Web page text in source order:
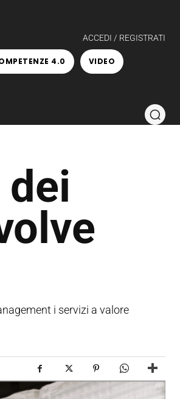
ACCEDI / REGISTRATI
4.0 VIDEO
i servizi a valore